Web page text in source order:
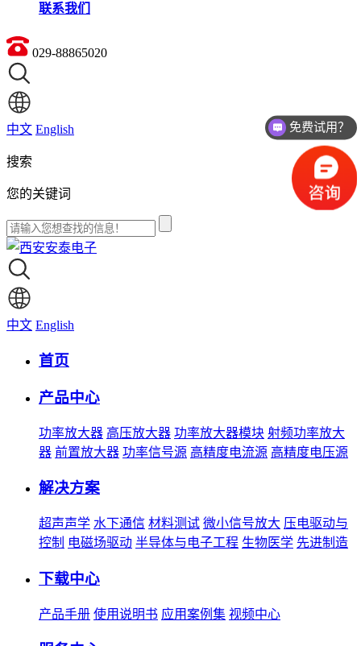
联系我们
029-88865020
中文 English
搜索
您的关键词
中文 English
首页
产品中心
功率放大器 高压放大器 功率放大器模块 射频功率放大
器 前置放大器 功率信号源 高精度电流源 高精度电压源
解决方案
超声声学 水下通信 材料测试 微小信号放大 压电驱动与
控制 电磁场驱动 半导体与电子工程 生物医学 先进制造
下载中心
产品手册 使用说明书 应用案例集 视频中心
免费试用？